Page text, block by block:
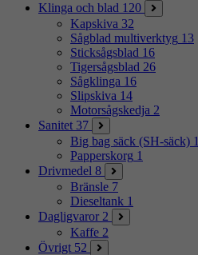
Klinga och blad 120
Kapskiva 32
Sågblad multiverktyg 13
Sticksågsblad 16
Tigersågsblad 26
Sågklinga 16
Slipskiva 14
Motorsågskedja 2
Sanitet 37
Big bag säck (SH-säck) 1
Papperskorg 1
Drivmedel 8
Bränsle 7
Dieseltank 1
Dagligvaror 2
Kaffe 2
Övrigt 52